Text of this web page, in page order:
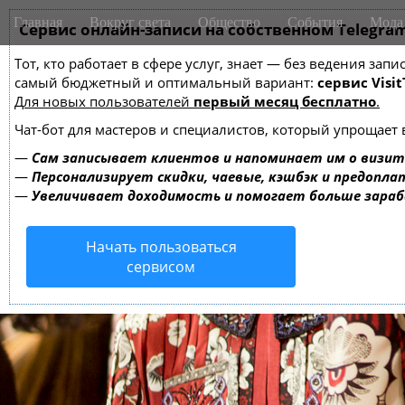
Сервис онлайн-записи на собственном
Тот, кто работает в сфере услуг, знает — без ведения
самый бюджетный и оптимальный вариант: сервис
Для новых пользователей первый месяц бесплатно.
Чат-бот для мастеров и специалистов, который упрощает
— Сам записывает клиентов и напоминает им о
— Персонализирует скидки, чаевые, кэшбэк и
— Увеличивает доходимость и помогает больше
Начать пользоваться
сервисом
M
a
n
m
e
n
u
i
Главная Вокруг света Общество События Мода